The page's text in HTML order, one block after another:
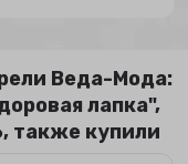
Веда-Мода:
лапка",
также купили